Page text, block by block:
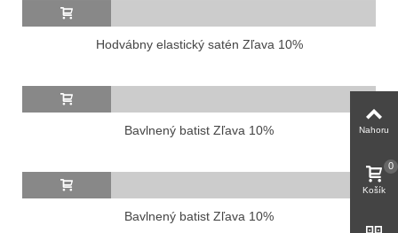
Hodvábny elastický satén Zľava 10%
Bavlnený batist Zľava 10%
Bavlnený batist Zľava 10%
Nahoru
Košík
0